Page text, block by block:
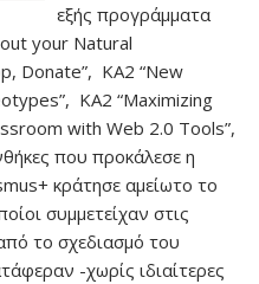
εξής προγράμματα
your Natural
Donate”, KA2 “New
KA2 “Maximizing
with Web 2.0 Tools”,
που προκάλεσε η
κράτησε αμείωτο το
συμμετείχαν στις
το σχεδιασμό του
-χωρίς ιδιαίτερες